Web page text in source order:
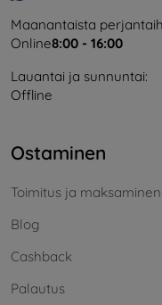
Maanantaista
Online8:00 - 16:00
Lauantai ja sunnuntai:
Offline
Ostaminen
Toimitus ja maksaminen
Blog
Cashback
Palautus